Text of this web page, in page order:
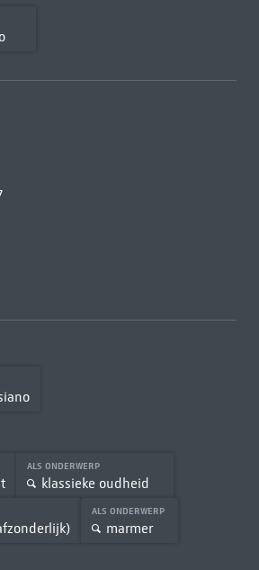
ALS ONDERWERP
klassieke oudheid
ALS ONDERWERP
marmer